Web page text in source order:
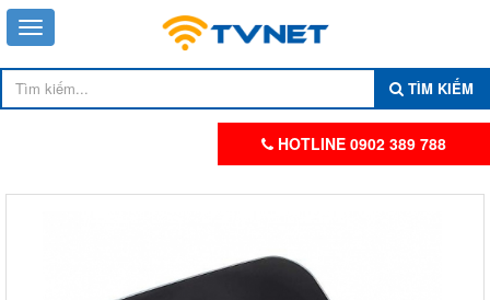
TÌM KIẾM
HOTLINE 0902 389 788